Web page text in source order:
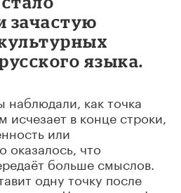
зачастую
языка.
как точка
в конце строки,
или
оказалось, что
больше смыслов.
одну точку после